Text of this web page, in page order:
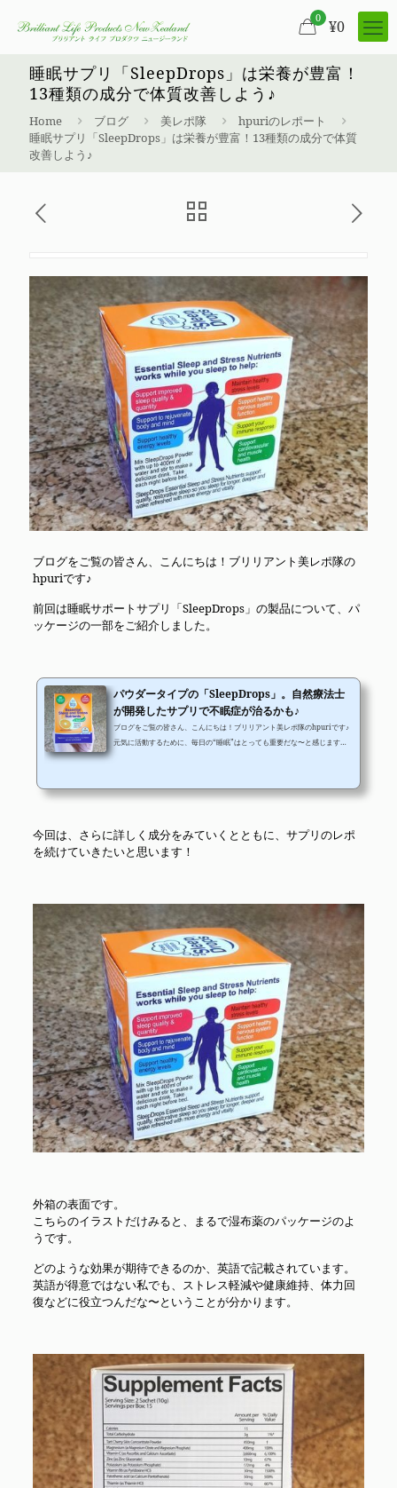
0 ¥0
睡眠サプリ「SleepDrops」は栄養が豊富！
13種類の成分で体質改善しよう♪
Home ブログ 美レポ隊
hpuriのレポート
睡眠サプリ「SleepDrops」は栄養が豊富！13種類の成分で体質
改善しよう♪
ブログをご覧の皆さん、こんにちは！ブリリアント美レポ隊の
hpuriです♪
前回は睡眠サポートサプリ「SleepDrops」の製品について、パ
ッケージの一部をご紹介しました。
パウダータイプの「SleepDrops」。自然療法士
が開発したサプリで不眠症が治るかも♪
ブログをご覧の皆さん、こんにちは！ブリリアント美レポ隊のhpuriです♪
元気に活動するために、毎日の“睡眠”はとっても重要だな〜と感じます。
日何時間程度睡眠をとっていますか？日本人成人の20％が慢性的な不眠症
るんだとか。最近の研究...
今回は、さらに詳しく成分をみていくとともに、サプリのレポ
を続けていきたいと思います！
外箱の表面です。
こちらのイラストだけみると、まるで湿布薬のパッケージのよ
うです。
どのような効果が期待できるのか、英語で記載されています。
英語が得意ではない私でも、ストレス軽減や健康維持、体力回
復などに役立つんだな〜ということが分かります。